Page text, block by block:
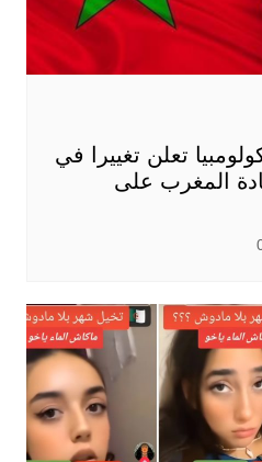
تعلن تغييرا في
المغرب على